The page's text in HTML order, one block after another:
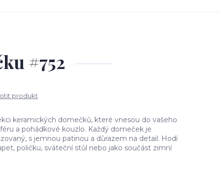
#752
produkt
keramických domečků, které vnesou do vašeho
a pohádkové kouzlo. Každý domeček je
s jemnou patinou a důrazem na detail. Hodí
poličku, sváteční stůl nebo jako součást zimní